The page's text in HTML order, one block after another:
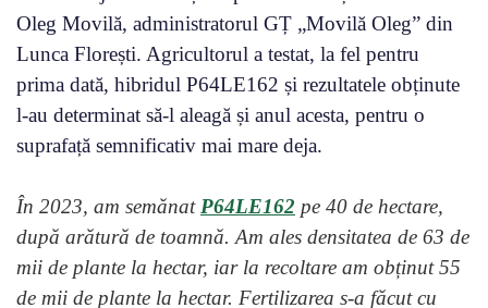
Oleg Movilă, administratorul GȚ „Movilă Oleg” din
Lunca Florești. Agricultorul a testat, la fel pentru
prima dată, hibridul P64LE162 și rezultatele obținute
l-au determinat să-l aleagă și anul acesta, pentru o
suprafață semnificativ mai mare deja.
În 2023, am semănat P64LE162 pe 40 de hectare,
după arătură de toamnă. Am ales densitatea de 63 de
mii de plante la hectar, iar la recoltare am obținut 55
de mii de plante la hectar. Fertilizarea s-a făcut cu